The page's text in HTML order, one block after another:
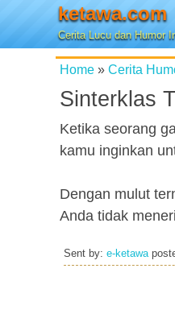
ketawa.com
Cerita Lucu dan Humor
Home » Cerita
Sinterklas
Ketika seorang
kamu inginkan
Dengan mulut
Anda tidak
Sent by: e-ketawa